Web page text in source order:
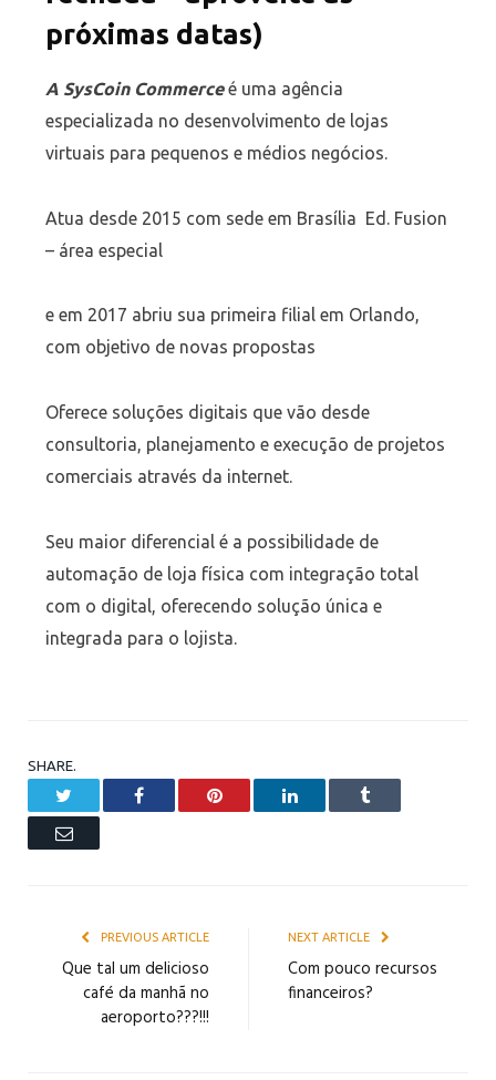
próximas datas)
A SysCoin Commerceé uma agência
especializada no desenvolvimento de lojas
virtuais para pequenos e médios negócios.
Atua desde 2015 com sede em Brasília Ed. Fusion
– área especial
e em 2017 abriu sua primeira filial em Orlando,
com objetivo de novas propostas
Oferece soluções digitais que vão desde
consultoria, planejamento e execução de projetos
comerciais através da internet.
Seu maior diferencial é a possibilidade de
automação de loja física com integração total
com o digital, oferecendo solução única e
integrada para o lojista.
SHARE.
Facebook Pinterest LinkedIn Tumblr
Email
PREVIOUS ARTICLE
Que tal um delicioso
café da manhã no
aeroporto???!!!
NEXT ARTICLE
Com pouco recursos
financeiros?